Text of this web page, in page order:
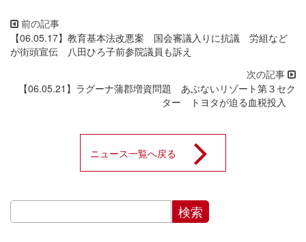
【06.05.17】教育基本法改悪案 国会審議入りに抗議 労組など
が街頭宣伝 八田ひろ子前参院議員も訴え
【06.05.21】ラグーナ蒲郡増資問題 あぶないリゾート第３セク
ター トヨタが迫る血税投入
ニュース一覧へ戻る